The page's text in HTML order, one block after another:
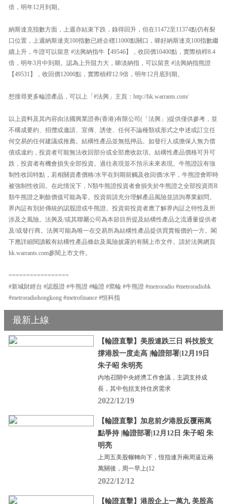
倍，明年12月到期。
納斯達克指數方面，上週亦結束下跌，錄得回升，但在11472至11374點仍有裂
口位置，上週納斯達克100指數已經企穩11000點關口，睇好納斯達克100指數繼
續上升，牛證可以留意 #法興納指牛【49546】，收回價10400點，實際槓桿8.4
倍，明年3月中到期。認為上升阻力大，睇淡納指，可以留意 #法興納指熊證
【49531】，收回價12000點，實際槓桿12.9倍，明年12月底到期。
想搜尋更多輪證產品，可以上「#法興」主頁：http://hk.warrants.com/
以上資料及其內容由法國興業證券(香港)有限公司(「法興」)提供僅供參考，並
不構成要約、招攬或邀請、宣傳、誘使、任何不論種類或形式之申述或訂立任
何交易的任何建議或推薦。結構性產品並無抵押品。如發行人或擔保人無力償
債或違約，投資者可能無法收回部分或全部應收款項。結構性產品價格可升可
跌，投資者有機會損失全部投資。過往表現並不預示未來表現。牛熊證設有強
制性收回特點，若相關資產價格/水平在到期前觸及收回價/水平，牛熊證會即時
被強制性收回。在此情況下，N類牛熊證投資者會損失於牛熊證之全部投資而R
類牛熊證之剩餘價值可能為零。投資前請充分理解產品風險並諮詢專業顧問。
界內証有別於傳統的認股證或牛熊證。投資前投資者應了解界內証之特性及所
涉及之風險。法興及/或其聯屬公司為本節目所提及結構性產品之流通量提供者
及/或發行商。法興可能為唯一在交易所為結構性產品提供買賣報價的一方。閣
下應詳細閱讀載有結構性產品條款及風險披露的有關上市文件。請於法興網頁
hk.warrants.com參閱上市文件。
=================
#新城財經台 #認股證 #牛熊證 #輪證 #窩輪 #牛熊證 #metroradio #metroradiohk
#metroradiohongkong #metrofinance #恒科指
最新上線
【輪證直擊】美股連跌三日 科技股支
撐港股一度走高 |輪證部署|12月19日
朱子昭 朱明亮
內地召開中央經濟工作會議，主調支持成
長，其中包括支持住房需求
2022/12/19
【輪證直擊】加息前夕港股反覆兩萬
點爭持 |輪證部署|12月12日 朱子昭 朱
明亮
上周五美股輾轉向下，恆指連升兩周逼近兩
萬關後，周一早上(12
2022/12/12
【輪證直擊】港股企上一萬九 美股高